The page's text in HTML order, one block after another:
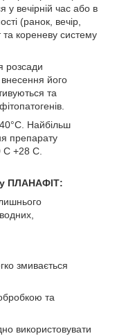
у вечірній час або в
(ранок, вечір,
та кореневу систему
розсади
його
та
Найбільш
препарату
С +28 С.
ПЛАНАФІТ:
змивається
та
використовувати